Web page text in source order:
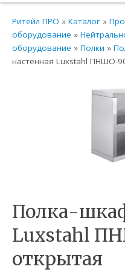
Ритейл ПРО »Каталог »
оборудование »
оборудование »Полки »
настенная Luxstahl ПНШО-
Полка-
Luxstahl
открытая